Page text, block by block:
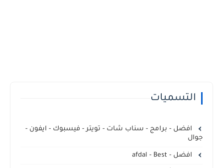
التسميات
افضل - برامج - سناب شات - تويتر - فيسبوك - ايفون -
جوال
افضل - afdal - Best